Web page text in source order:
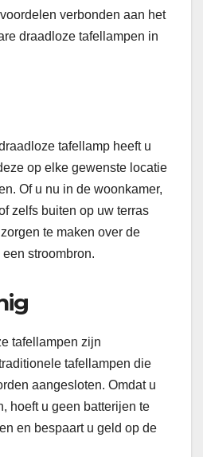
verbonden aan het
draadloze tafellampen in
tafellamp heeft u
op elke gewenste locatie
Of u nu in de woonkamer,
zelfs buiten op uw terras
te maken over de
stroombron.
tafellampen zijn
tafellampen die
aangesloten. Omdat u
hoeft u geen batterijen te
en bespaart u geld op de